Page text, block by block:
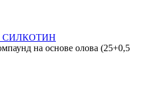
СИЛКОТИН
на основе олова (25+0,5